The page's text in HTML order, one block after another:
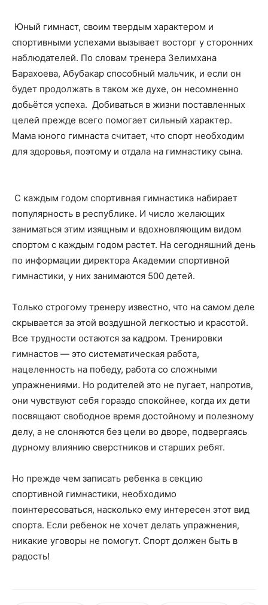
Юный гимнаст, своим твердым характером и
спортивными успехами вызывает восторг у сторонних
наблюдателей. По словам тренера Зелимхана
Барахоева, Абубакар способный мальчик, и если он
будет продолжать в таком же духе, он несомненно
добьётся успеха. Добиваться в жизни поставленных
целей прежде всего помогает сильный характер.
Мама юного гимнаста считает, что спорт необходим
для здоровья, поэтому и отдала на гимнастику сына.
С каждым годом спортивная гимнастика набирает
популярность в республике. И число желающих
заниматься этим изящным и вдохновляющим видом
спортом с каждым годом растет. На сегодняшний день
по информации директора Академии спортивной
гимнастики, у них занимаются 500 детей.
Только строгому тренеру известно, что на самом деле
скрывается за этой воздушной легкостью и красотой.
Все трудности остаются за кадром. Тренировки
гимнастов — это систематическая работа,
нацеленность на победу, работа со сложными
упражнениями. Но родителей это не пугает, напротив,
они чувствуют себя гораздо спокойнее, когда их дети
посвящают свободное время достойному и полезному
делу, а не слоняются без цели во дворе, подвергаясь
дурному влиянию сверстников и старших ребят.
Но прежде чем записать ребенка в секцию
спортивной гимнастики, необходимо
поинтересоваться, насколько ему интересен этот вид
спорта. Если ребенок не хочет делать упражнения,
никакие уговоры не помогут. Спорт должен быть в
радость!